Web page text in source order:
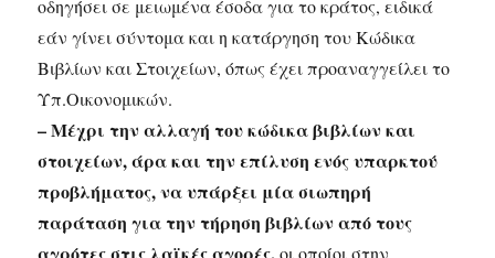
οδηγήσει σε μειωμένα έσοδα για το κράτος, ειδικά
εάν γίνει σύντομα και η κατάργηση του Κώδικα
Βιβλίων και Στοιχείων, όπως έχει προαναγγείλει το
Υπ.Οικονομικών.
– Μέχρι την αλλαγή του κώδικα βιβλίων και
στοιχείων, άρα και την επίλυση ενός υπαρκτού
προβλήματος, να υπάρξει μία σιωπηρή
παράταση για την τήρηση βιβλίων από τους
οι οποίοι στην